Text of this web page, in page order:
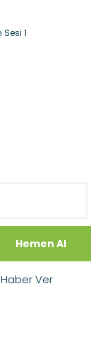
1
Hemen Al
Ver